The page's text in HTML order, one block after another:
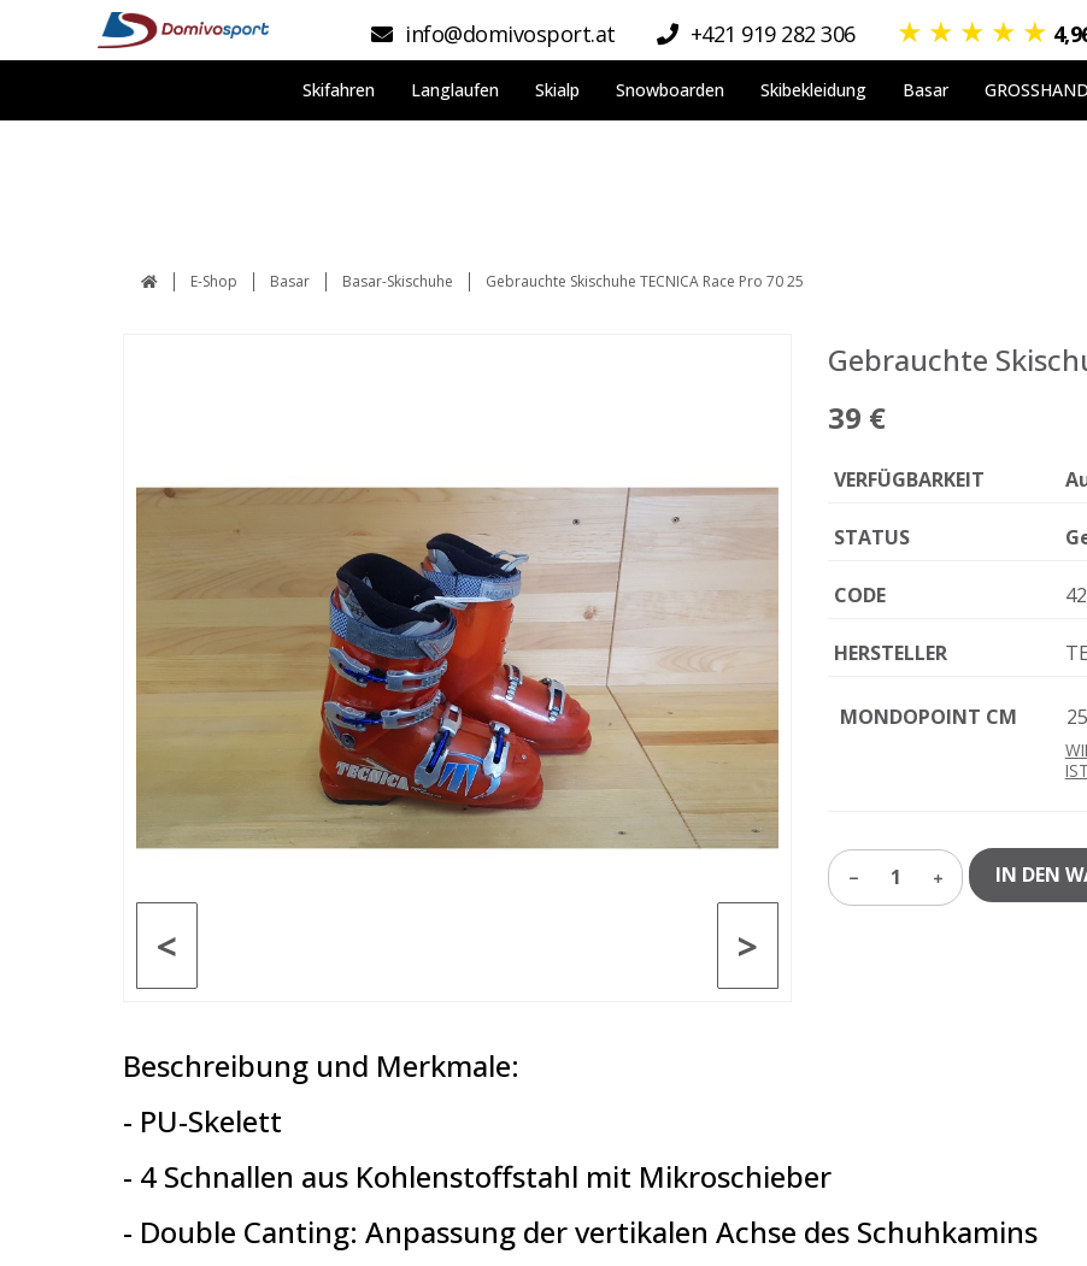
info@domivosport.at +421 919 282 306 ★ ★ ★ ★ ★
Skifahren Langlaufen Skialp Snowboarden Skibekleidung Basar
E-Shop Basar Basar-Skischuhe Gebrauchte Skischuhe TECNICA Race Pro 70 25
>
<
Gebrauchte
39 €
VERFÜGBARKEIT
STATUS
CODE
HERSTELLER
MONDOPOINT CM 25
1 IN DEN
Beschreibung und Merkmale:
- PU-Skelett
- 4 Schnallen aus Kohlenstoffstahl mit Mikroschieber
- Double Canting: Anpassung der vertikalen Achse des Schuhkamins